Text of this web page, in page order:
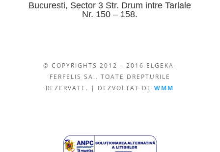
Bucuresti, Sector 3 Str. Drum intre Tarlale
Nr. 150 – 158.
© COPYRIGHTS 2012 – 2016 ELGEKA-
FERFELIS SA.. TOATE DREPTURILE
REZERVATE. | DEZVOLTAT DEWMM